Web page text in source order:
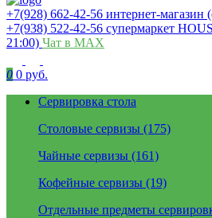
+7(928) 662-42-56 интернет-магазин
+7(938) 522-42-56 супермаркет
21:00) Чат в MAX
0 0 руб.
Сервировка стола
Столовые сервизы (175)
Чайные сервизы (161)
Кофейные сервизы (19)
Отдельные предметы